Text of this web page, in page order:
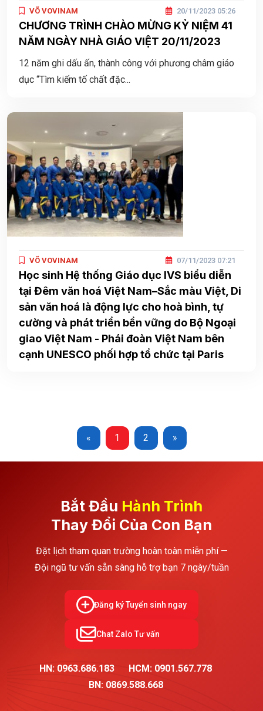
VÕ VOVINAM 20/11/2023 05:26
CHƯƠNG TRÌNH CHÀO MỪNG KỶ NIỆM 41
NĂM NGÀY NHÀ GIÁO VIỆT 20/11/2023
12 năm ghi dấu ấn, thành công với phương châm giáo
dục “Tìm kiếm tố chất đặc...
VÕ VOVINAM 07/11/2023 07:21
Học sinh Hệ thống Giáo dục IVS biểu diễn
tại Đêm văn hoá Việt Nam–Sắc màu Việt, Di
sản văn hoá là động lực cho hoà bình, tự
cường và phát triển bền vững do Bộ Ngoại
giao Việt Nam - Phái đoàn Việt Nam bên
cạnh UNESCO phối hợp tổ chức tại Paris
« 1 2 »
Bắt Đầu Hành Trình
Thay Đổi Của Con Bạn
Đặt lịch tham quan trường hoàn toàn miễn phí —
Đội ngũ tư vấn sẵn sàng hỗ trợ bạn 7 ngày/tuần
Đăng ký Tuyển sinh ngay
Chat Zalo Tư vấn
HN: 0963.686.183
HCM: 0901.567.778
BN: 0869.588.668